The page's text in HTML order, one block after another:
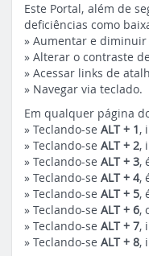
Este Portal, além de
deficiências como
» Aumentar e
» Alterar o contraste
» Acessar links de
» Navegar via teclado.
Em qualquer página
» Teclando-se ALT + 1,
» Teclando-se ALT + 2,
» Teclando-se ALT + 3,
» Teclando-se ALT + 4,
» Teclando-se ALT + 5,
» Teclando-se ALT + 6,
» Teclando-se ALT + 7,
» Teclando-se ALT + 8,